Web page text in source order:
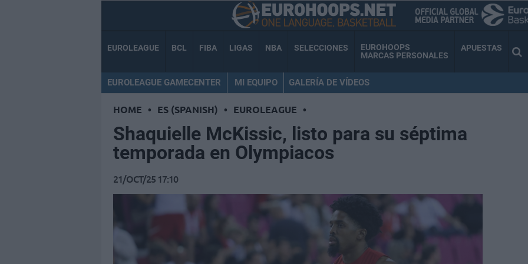
EUROLEAGUE BCL FIBA LIGAS NBA SELECCIONES
EUROHOOPS
MARCAS PERSONALES
APUESTAS
EUROLEAGUE GAMECENTER MI EQUIPO GALERÍA DE VÍDEOS
HOME • ES (SPANISH) • EUROLEAGUE •
Shaquielle McKissic, listo para su séptima
temporada en Olympiacos
21/OCT/25 17:10